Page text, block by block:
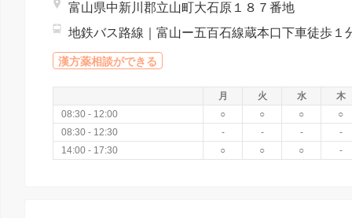
富山県中新川郡立山町大石原１８７番地
地鉄バス路線｜富山ー五百石線蔵本口下車徒歩１
漢方薬相談ができる
月 火 水
木
08:30 - 12:00
○ ○ ○
○
08:30 - 12:30
- - -
-
14:00 - 17:30
○ ○ ○ -